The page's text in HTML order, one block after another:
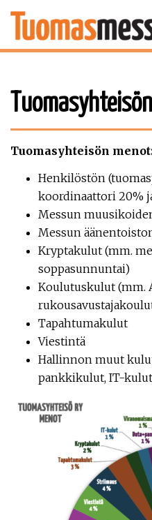
Tuomasyhteisön
Henkilöstön
koordinaattori 20%
Messun
Messun
Kryptakulut (mm.
soppasunnuntai)
Koulutuskulut (mm.
Tapahtumakulut
Viestintä
Hallinnon muut
pankkikulut, IT-